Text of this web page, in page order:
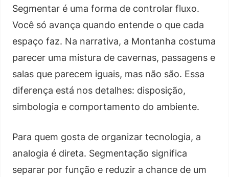
Segmentar é uma forma de controlar fluxo.
Você só avança quando entende o que cada
espaço faz. Na narrativa, a Montanha costuma
parecer uma mistura de cavernas, passagens e
salas que parecem iguais, mas não são. Essa
diferença está nos detalhes: disposição,
simbologia e comportamento do ambiente.
Para quem gosta de organizar tecnologia, a
analogia é direta. Segmentação significa
separar por função e reduzir a chance de um